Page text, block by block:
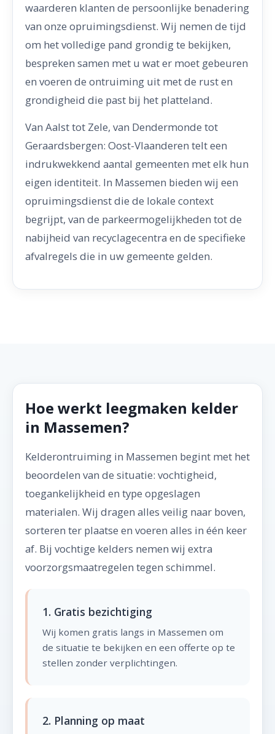
waarderen klanten de persoonlijke benadering
van onze opruimingsdienst. Wij nemen de tijd
om het volledige pand grondig te bekijken,
bespreken samen met u wat er moet gebeuren
en voeren de ontruiming uit met de rust en
grondigheid die past bij het platteland.
Van Aalst tot Zele, van Dendermonde tot
Geraardsbergen: Oost-Vlaanderen telt een
indrukwekkend aantal gemeenten met elk hun
eigen identiteit. In Massemen bieden wij een
opruimingsdienst die de lokale context
begrijpt, van de parkeermogelijkheden tot de
nabijheid van recyclagecentra en de specifieke
afvalregels die in uw gemeente gelden.
Hoe werkt leegmaken kelder
in Massemen?
Kelderontruiming in Massemen begint met het
beoordelen van de situatie: vochtigheid,
toegankelijkheid en type opgeslagen
materialen. Wij dragen alles veilig naar boven,
sorteren ter plaatse en voeren alles in één keer
af. Bij vochtige kelders nemen wij extra
voorzorgsmaatregelen tegen schimmel.
1. Gratis bezichtiging
Wij komen gratis langs in Massemen om
de situatie te bekijken en een offerte op te
stellen zonder verplichtingen.
2. Planning op maat